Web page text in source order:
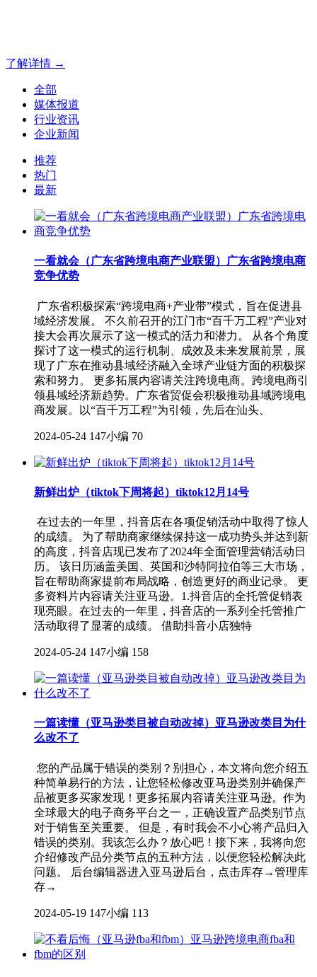
了解详情 →
全部
媒体报道
行业资讯
企业新闻
推荐
热门
最新
一看就会（广东省跨境电商产业联盟）广东省跨境电商
竞争优势
广东省积极探索“跨境电商+产业带”模式，旨在促进县
域经济发展。 不久前召开的江门市“百千万工程”产业对
接大会再次展示了这一模式的活力和潜力。 从各个角度
探讨了这一模式的运行机制、成效及未来发展前景，展
现了广东在推动县域经济融入全球产业链方面的积极探
索和努力。 更多拓展内容请关注跨境电商。跨境电商引
领县域经济新趋势。广东省贸促会积极推动县域跨境电
商发展。以“百千万工程”为引领，先后在汕头、
2024-05-24 147小编 70
新鲜出炉（tiktok下周将起）tiktok12月14号
在过去的一年里，抖音店在各项促销活动中取得了惊人
的成绩。 为了帮助商家继续保持这一成功势头并达到新
的高度，抖音店现已发布了2024年全面管理营销活动日
历。 该日历涵盖美国、英国和沙特阿拉伯等三大市场，
旨在帮助商家提前布局战略，创造更好的商业记录。 更
多资料片内容请关注亚马逊。1.抖音店的全托管促销表
现亮眼。在过去的一年里，抖音店的一系列全托管推广
活动取得了显著的成绩。 借助抖音小店独特
2024-05-24 147小编 158
一篇读懂（亚马逊类目被自动改掉）亚马逊改类目为什
么改不了
您的产品属于错误的类别？别担心，本文将向您介绍五
种简单易行的方法，让您轻松修改亚马逊类别并确保产
品被更多买家发现！更多拓展内容请关注亚马逊。作为
全球最大的电子商务平台之一，正确设置产品类别节点
对于销售至关重要。 但是，有时我会不小心将产品归入
错误的类别。我该怎么办？放心吧！接下来，我将向您
介绍修改产品分类节点的五种方法，以便您轻松解决此
问题。 后台编辑器进入亚马逊后台，点击库存→管理库
存→
2024-05-19 147小编 113